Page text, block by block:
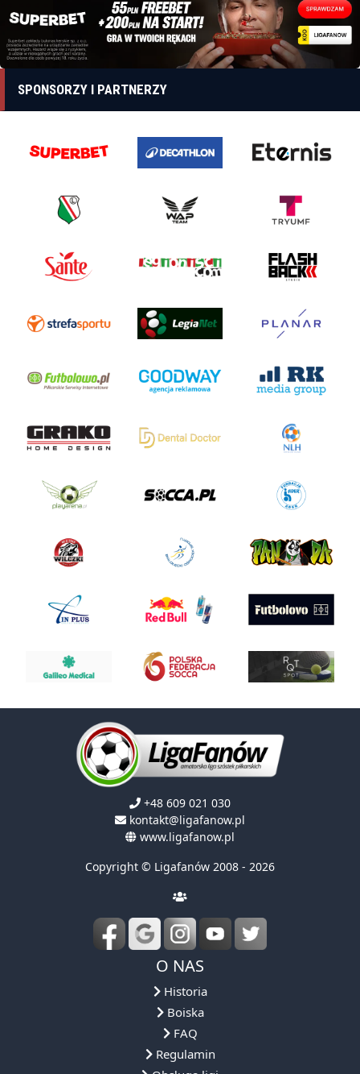
+48 609 021 030
kontakt@ligafanow.pl
www.ligafanow.pl
Copyright © Ligafanów 2008 - 2026
O NAS
Boiska
FAQ
Regulamin